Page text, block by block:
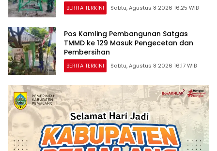
BERITA TERKINI Sabtu, Agustus 8 2026 16:25 WIB
Pos Kamling Pembangunan Satgas
TMMD ke 129 Masuk Pengecetan dan
Pembersihan
BERITA TERKINI Sabtu, Agustus 8 2026 16:17 WIB